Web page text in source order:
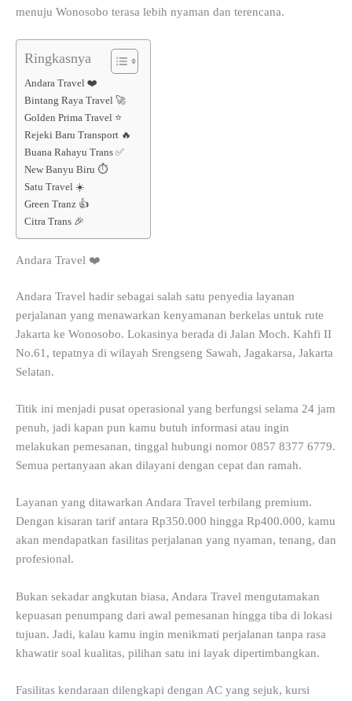
menuju Wonosobo terasa lebih nyaman dan terencana.
Ringkasnya
Andara Travel ❤️
Bintang Raya Travel 🚀
Golden Prima Travel ⭐
Rejeki Baru Transport 🔥
Buana Rahayu Trans ✅
New Banyu Biru ⏱️
Satu Travel ☀️
Green Tranz 👍
Citra Trans 🎉
Andara Travel ❤️
Andara Travel hadir sebagai salah satu penyedia layanan
perjalanan yang menawarkan kenyamanan berkelas untuk rute
Jakarta ke Wonosobo. Lokasinya berada di Jalan Moch. Kahfi II
No.61, tepatnya di wilayah Srengseng Sawah, Jagakarsa, Jakarta
Selatan.
Titik ini menjadi pusat operasional yang berfungsi selama 24 jam
penuh, jadi kapan pun kamu butuh informasi atau ingin
melakukan pemesanan, tinggal hubungi nomor 0857 8377 6779.
Semua pertanyaan akan dilayani dengan cepat dan ramah.
Layanan yang ditawarkan Andara Travel terbilang premium.
Dengan kisaran tarif antara Rp350.000 hingga Rp400.000, kamu
akan mendapatkan fasilitas perjalanan yang nyaman, tenang, dan
profesional.
Bukan sekadar angkutan biasa, Andara Travel mengutamakan
kepuasan penumpang dari awal pemesanan hingga tiba di lokasi
tujuan. Jadi, kalau kamu ingin menikmati perjalanan tanpa rasa
khawatir soal kualitas, pilihan satu ini layak dipertimbangkan.
Fasilitas kendaraan dilengkapi dengan AC yang sejuk, kursi